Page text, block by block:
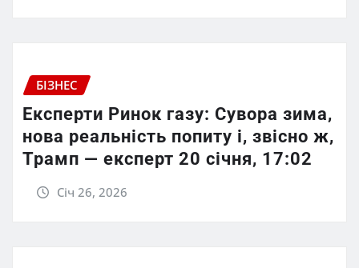
БІЗНЕС
Експерти Ринок газу: Сувора зима,
нова реальність попиту і, звісно ж,
Трамп — експерт 20 січня, 17:02
Січ 26, 2026